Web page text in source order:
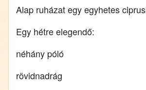
Alap ruházat egy egyhetes
Egy hétre elegendő:
néhány póló
rövidnadrág